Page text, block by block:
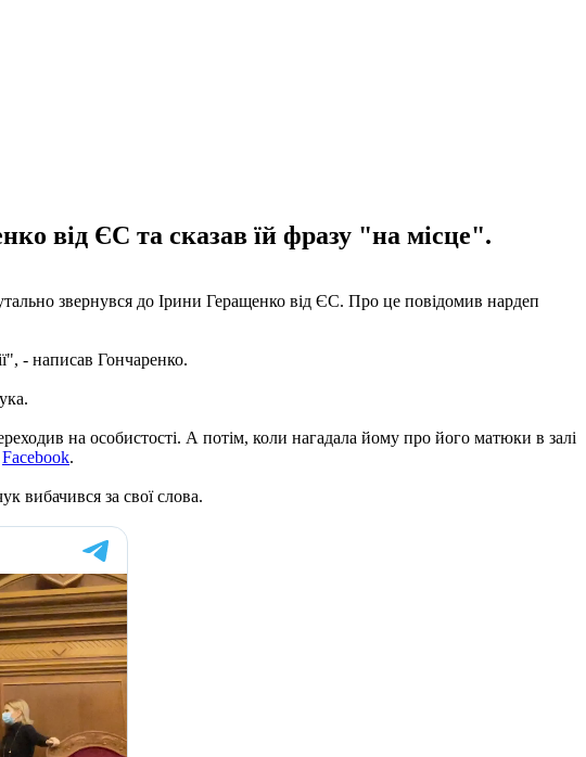
від ЄС та сказав їй фразу "на місце".
звернувся до Ірини Геращенко від ЄС. Про це повідомив нардеп
- написав Гончаренко.
на особистості. А потім, коли нагадала йому про його матюки в залі
Facebook.
вибачився за свої слова.